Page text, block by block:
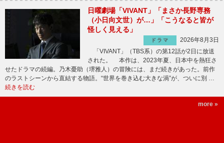
日曜劇場「VIVANT」「まさか長野専務
（小日向文世）が…」「こうなると皆が
怪しく見える」
ドラマ
2026年8月3日
「VIVANT」（TBS系）の第12話が2日に放送
された。 本作は、2023年夏、日本中を熱狂さ
せたドラマの続編。乃木憂助（堺雅人）の冒険には、まだ続きがあった。前作
のラストシーンから直結する物語。“世界を巻き込む大きな渦”が、ついに別 …
続きを読む
more »